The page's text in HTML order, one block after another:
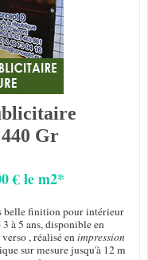
Gr
€ le m2*
belle finition pour intérieur
à 5 ans, disponible en
, réalisé enimpression
sur mesure jusqu'à 12 m